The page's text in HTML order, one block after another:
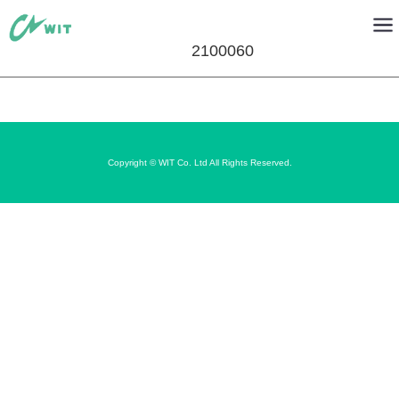
2100060
Copyright © WIT Co. Ltd All Rights Reserved.